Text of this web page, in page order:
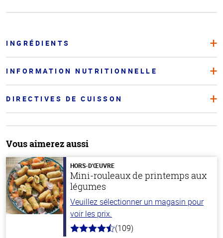
INGRÉDIENTS
INFORMATION NUTRITIONNELLE
DIRECTIVES DE CUISSON
Vous aimerez aussi
HORS-D'ŒUVRE
Mini-rouleaux de printemps aux
légumes
Veuillez sélectionner un magasin pour
voir les prix.
4.8
(109)